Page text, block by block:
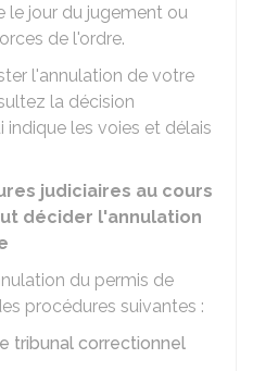
le jour du jugement ou
de l'ordre.
l'annulation de votre
la décision
indique les voies et délais
judiciaires au cours
décider l'annulation
du permis de
procédures suivantes :
tribunal correctionnel